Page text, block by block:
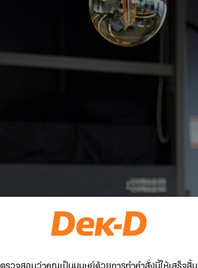
ตรวจสอบว่าคุณเป็นมนุษย์ด้วยการทำคำสั่งนี้ให้เสร็จสิ้น